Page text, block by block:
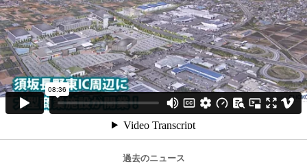
過去のニュース